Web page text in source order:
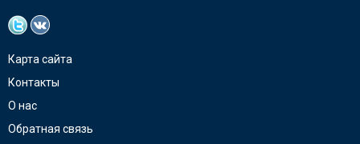
Карта сайта
Контакты
О нас
Обратная связь